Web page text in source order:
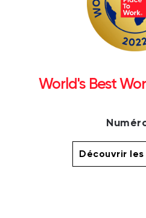
World's Best
Découvrir